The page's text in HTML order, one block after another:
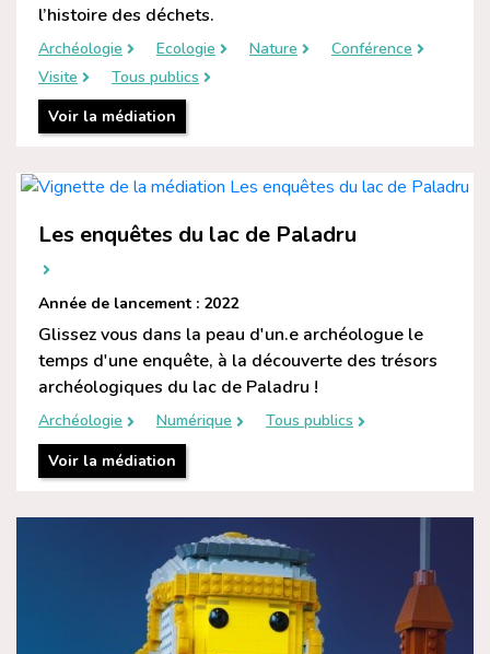
l’histoire des déchets.
Archéologie Ecologie Nature
Conférence
Visite
Tous publics
Voir la médiation
Les enquêtes du lac de Paladru
Année de lancement : 2022
Glissez vous dans la peau d'un.e archéologue le
temps d'une enquête, à la découverte des trésors
archéologiques du lac de Paladru !
Archéologie Numérique
Tous publics
Voir la médiation